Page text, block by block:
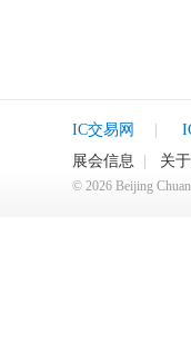
IC交易网
展会信息
关
© 2026 Beijing